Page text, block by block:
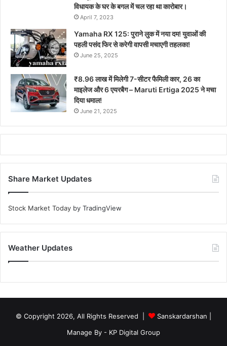
विधायक के घर के बगल में चल रहा था कारोबार।
April 7, 2023
Yamaha RX 125: पुराने लुक में नया दम! युवाओं की
पहली पसंद फिर से करेगी वापसी मचाएगी तहलका!
June 25, 2025
₹8.96 लाख में मिलेगी 7-सीटर फैमिली कार, 26 का
माइलेज और 6 एयरबैग – Maruti Ertiga 2025 ने मचा
दिया धमाल!
June 21, 2025
Share Market Updates
Stock Market Today by TradingView
Weather Updates
© Copyright 2026, All Rights Reserved | Sanskardarshan
Manage By - KP Digital Group